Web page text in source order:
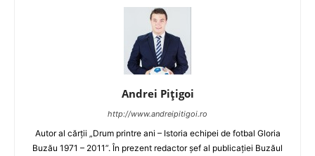
Andrei Pițigoi
http://www.andreipitigoi.ro
Autor al cărţii „Drum printre ani – Istoria echipei de fotbal Gloria
Buzău 1971 – 2011”. În prezent redactor şef al publicaţiei Buzăul